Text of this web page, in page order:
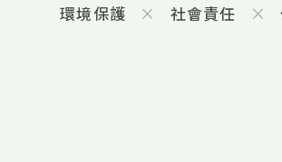
環境保護 × 社會責任 ×